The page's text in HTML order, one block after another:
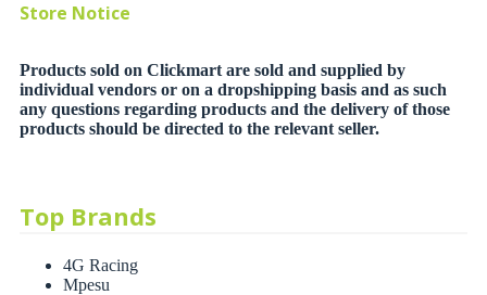
Store Notice
Products sold on Clickmart are sold and supplied by
individual vendors or on a dropshipping basis and as such
any questions regarding products and the delivery of those
products should be directed to the relevant seller.
Top Brands
4G Racing
Mpesu